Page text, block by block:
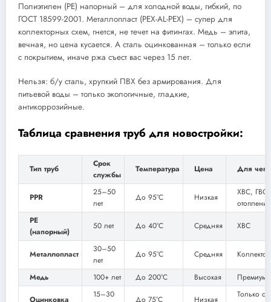
Полиэтилен (PE) напорный – для холодной воды, гибкий, по
ГОСТ 18599-2001. Металлопласт (PEX-AL-PEX) – супер для
коллекторных схем, гнется, не течет на фитингах. Медь – элита,
вечная, но цена кусается. А сталь оцинкованная – только если
с покрытием, иначе ржа съест вас через 15 лет.
Нельзя: б/у сталь, хрупкий ПВХ без армирования. Для
питьевой воды – только экологичные, гладкие,
антикоррозийные.
Таблица сравнения труб для новостройки:
Тип труб
Срок
службы
Температура Цена Для чего
PPR
25–50
лет
До 95°C Низкая
ХВС, ГВС,
отопление
PE
(напорный)
50 лет До 40°C Средняя ХВС
Металлопласт
30–50
лет
До 95°C Средняя
Медь 100+ лет До 200°C Высокая Премиум
Оцинковка
15–30
До 75°C Низкая
Только с